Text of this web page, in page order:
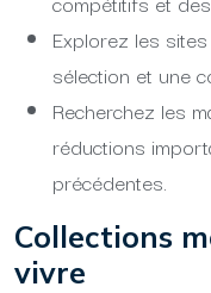
Explorez les
sélection et une
Recherchez les
réductions
précédentes.
Collections
vivre